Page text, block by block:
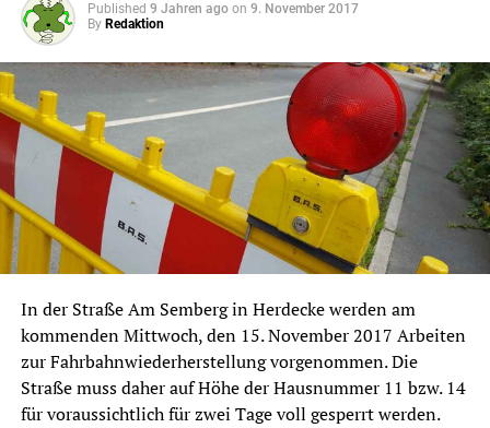
Published 9 Jahren ago on 9. November 2017
By Redaktion
In der Straße Am Semberg in Herdecke werden am
kommenden Mittwoch, den 15. November 2017 Arbeiten
zur Fahrbahnwiederherstellung vorgenommen. Die
Straße muss daher auf Höhe der Hausnummer 11 bzw. 14
für voraussichtlich für zwei Tage voll gesperrt werden.